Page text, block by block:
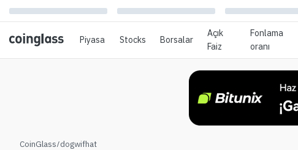
Piyasa Stocks Borsalar
Açık
Faiz
Fonlama
oranı
CoinGlass/dogwifhat